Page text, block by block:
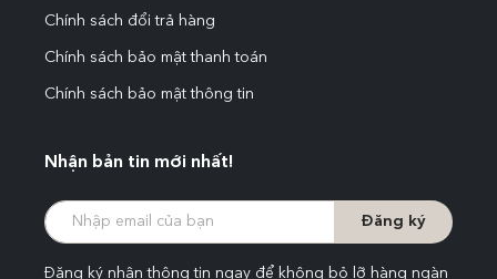
Chính sách đổi trả hàng
Chính sách bảo mật thanh toán
Chính sách bảo mật thông tin
Nhận bản tin mới nhất!
Đăng ký
Đăng ký nhận thông tin ngay để không bỏ lỡ hàng ngàn